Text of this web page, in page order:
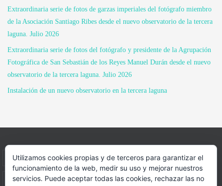
Extraordinaria serie de fotos de garzas imperiales del fotógrafo miembro
de la Asociación Santiago Ribes desde el nuevo observatorio de la tercera
laguna. Julio 2026
Extraordinaria serie de fotos del fotógrafo y presidente de la Agrupación
Fotográfica de San Sebastián de los Reyes Manuel Durán desde el nuevo
observatorio de la tercera laguna. Julio 2026
Instalación de un nuevo observatorio en la tercera laguna
INICIO INFORMACIÓN ASOCIACION
SUS HABITANTES FOTOS VIDEOS BLOG
Utilizamos cookies propias y de terceros para garantizar el
funcionamiento de la web, medir su uso y mejorar nuestros
servicios. Puede aceptar todas las cookies, rechazar las no